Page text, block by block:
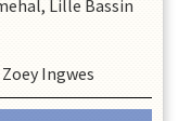
Lille Bassin
Ingwes